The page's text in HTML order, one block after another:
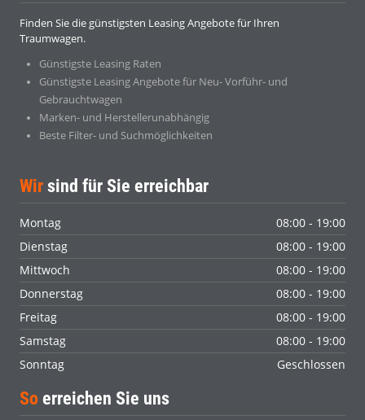
Finden Sie die günstigsten Leasing Angebote für Ihren
Traumwagen.
Günstigste Leasing Raten
Günstigste Leasing Angebote für Neu- Vorführ- und
Gebrauchtwagen
Marken- und Herstellerunabhängig
Beste Filter- und Suchmöglichkeiten
Wir sind für Sie erreichbar
Montag
08:00 - 19:00
Dienstag
08:00 - 19:00
Mittwoch
08:00 - 19:00
Donnerstag
08:00 - 19:00
Freitag
08:00 - 19:00
Samstag
08:00 - 19:00
Sonntag
Geschlossen
So erreichen Sie uns